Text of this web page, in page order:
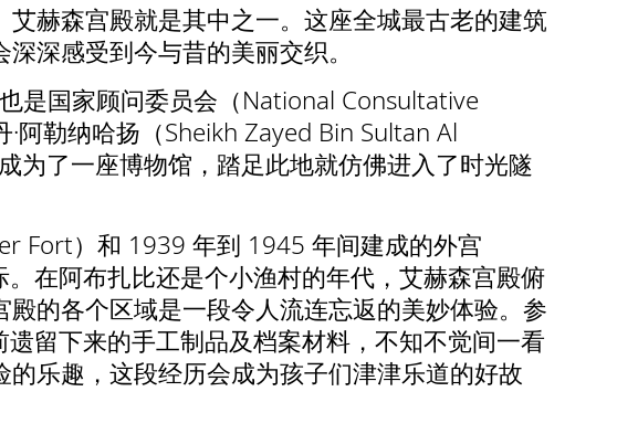
赫森宫殿就是其中之一。这座全城最古老的建筑
深感受到今与昔的美丽交织。
是国家顾问委员会（National Consultative
阿勒纳哈扬（Sheikh Zayed Bin Sultan Al
为了一座博物馆，踏足此地就仿佛进入了时光隧
Fort）和 1939 年到 1945 年间建成的外宫
在阿布扎比还是个小渔村的年代，艾赫森宫殿俯
的各个区域是一段令人流连忘返的美妙体验。参
留下来的手工制品及档案材料，不知不觉间一看
乐趣，这段经历会成为孩子们津津乐道的好故